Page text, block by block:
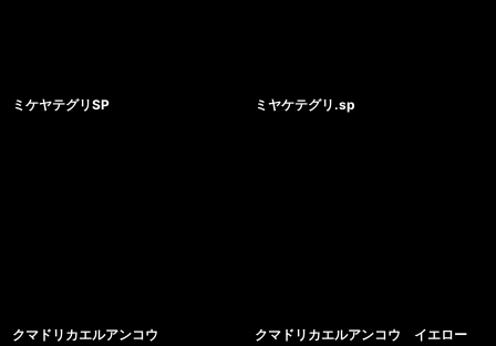
ミケヤテグリSP ミヤケテグリ.sp
クマドリカエルアンコウ クマドリカエルアンコウ イエロー